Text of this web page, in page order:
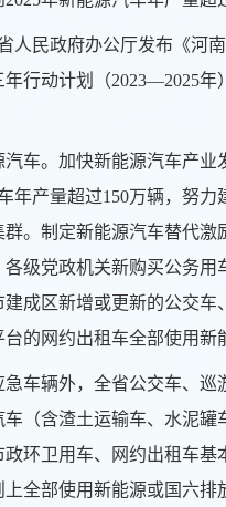
人民政府办公厅发布《河
行动计划（2023—2025年
车。加快新能源汽车产业
年产量超过150万辆，努力
。制定新能源汽车替代激
级党政机关新购买公务用
成区新增或更新的公交车
的网约出租车全部使用新
急车辆外，全省公交车、巡
（含渣土运输车、水泥罐
环卫用车、网约出租车基
全部使用新能源或国六排